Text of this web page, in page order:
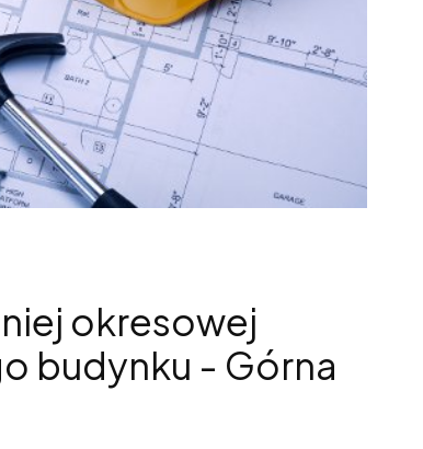
okresowej
budynku - Górna